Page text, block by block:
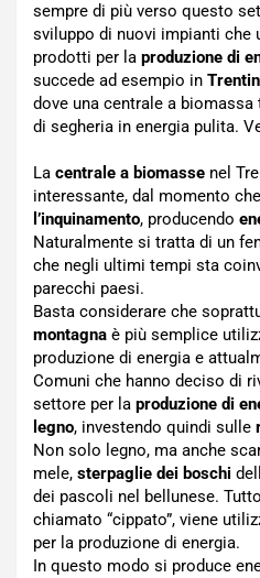
sempre di più verso questo
sviluppo di nuovi impianti che
prodotti per la produzione di
succede ad esempio in
dove una centrale a
di segheria in energia pulita.
La centrale a biomasse nel
interessante, dal momento
l’inquinamento, producendo
Naturalmente si tratta di un
che negli ultimi tempi sta
parecchi paesi.
Basta considerare che
montagna è più semplice
produzione di energia e
Comuni che hanno deciso di
settore per la produzione di
legno, investendo quindi sulle
Non solo legno, ma anche
mele, sterpaglie dei boschi
dei pascoli nel bellunese.
chiamato “cippato”, viene
per la produzione di energia.
In questo modo si produce